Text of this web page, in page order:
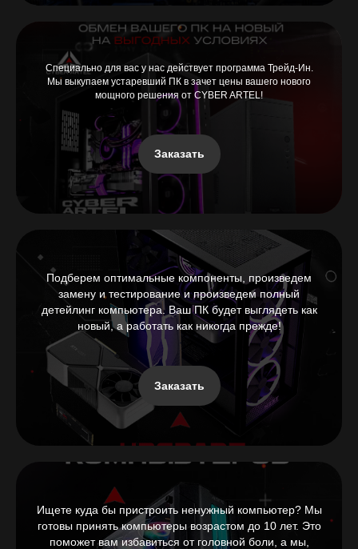
Специально для вас у нас действует программа Трейд-Ин.
Мы выкупаем устаревший ПК в зачет цены вашего нового
мощного решения от CYBER ARTEL!
Заказать
Подберем оптимальные компоненты, произведем
замену и тестирование и произведем полный
детейлинг компьютера. Ваш ПК будет выглядеть как
новый, а работать как никогда прежде!
Заказать
Ищете куда бы пристроить ненужный компьютер? Мы
готовы принять компьютеры возрастом до 10 лет. Это
поможет вам избавиться от головной боли, а мы,